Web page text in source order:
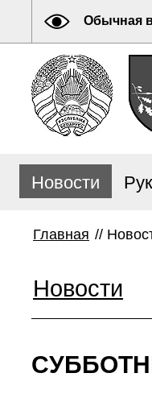
Обычная
Новости
Главная //
Новости